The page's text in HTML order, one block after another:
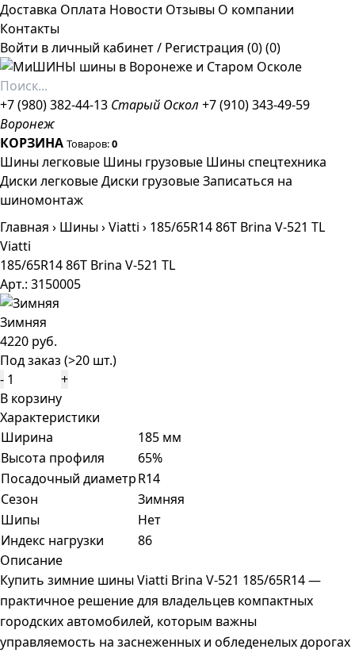
Доставка Оплата Новости Отзывы О компании
Контакты
Войти в личный кабинет/ Регистрация (0)(0)
+7 (980) 382-44-13 Старый Оскол +7 (910) 343-49-59
Воронеж
КОРЗИНА Товаров:0
Шины легковые Шины грузовые Шины спецтехника
Диски легковыеДиски грузовыеЗаписаться на
шиномонтаж
Главная › Шины›Viatti › 185/65R14 86T Brina V-521 TL
Viatti
185/65R14 86T Brina V-521 TL
Арт.: 3150005
Зимняя
4220 руб.
Под заказ (>20 шт.)
-
+
В корзину
Характеристики
Ширина
185 мм
Высота профиля
65%
Посадочный диаметрR14
Сезон
Зимняя
Шипы
Нет
Индекс нагрузки
86
Описание
Купить зимние шины Viatti Brina V-521 185/65R14 —
практичное решение для владельцев компактных
городских автомобилей, которым важны
управляемость на заснеженных и обледенелых дорогах